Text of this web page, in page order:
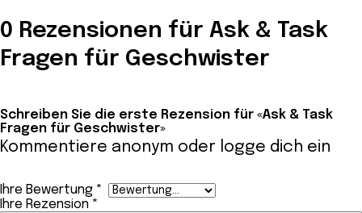
0 Rezensionen für Ask & Task
Fragen für Geschwister
Schreiben Sie die erste Rezension für «Ask & Task
Fragen für Geschwister»
Kommentiere anonym oder logge dich ein
Ihre Bewertung *
Ihre Rezension *